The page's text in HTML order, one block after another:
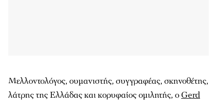
Μελλοντολόγος, ουμανιστής, συγγραφέας, σκηνοθέτης,
λάτρης της Ελλάδας και κορυφαίος ομιλητής, οGerd